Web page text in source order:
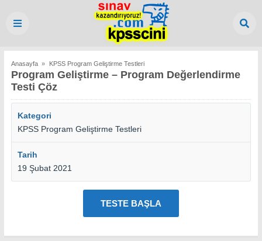
Anasayfa » KPSS Program Geliştirme Testleri
Program Geliştirme – Program Değerlendirme
Testi Çöz
Kategori
KPSS Program Geliştirme Testleri
Tarih
19 Şubat 2021
TESTE BAŞLA